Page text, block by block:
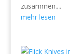
zusammen....
mehr lesen